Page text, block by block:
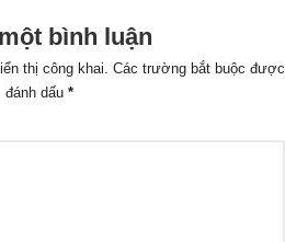
bình luận
thị công khai. Các trường bắt buộc được
đánh dấu *